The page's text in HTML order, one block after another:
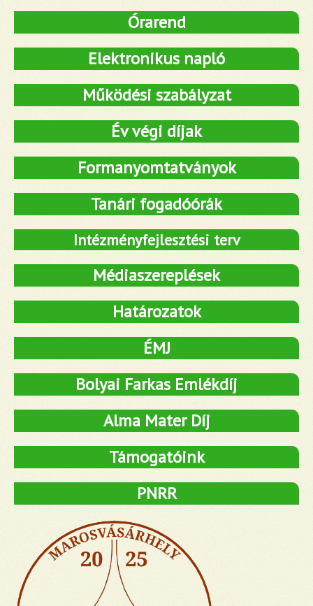
Órarend
Elektronikus napló
Működési szabályzat
Év végi díjak
Formanyomtatványok
Tanári fogadóórák
Intézményfejlesztési terv
Médiaszereplések
Határozatok
ÉMJ
Bolyai Farkas Emlékdíj
Alma Mater Díj
Támogatóink
PNRR